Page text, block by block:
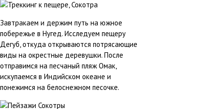
Завтракаем и держим путь на южное
побережье в Нугед. Исследуем пещеру
Дегуб, откуда открываются потрясающие
виды на окрестные деревушки. После
отправимся на песчаный пляж Омак,
искупаемся в Индийском океане и
понежимся на белоснежном песочке.